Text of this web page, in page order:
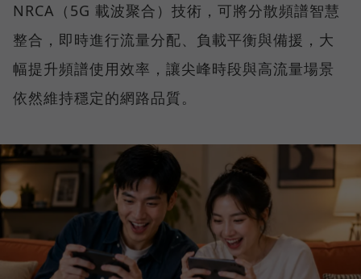
NRCA（5G 載波聚合）技術，可將分散頻譜智慧
整合，即時進行流量分配、負載平衡與備援，大
幅提升頻譜使用效率，讓尖峰時段與高流量場景
依然維持穩定的網路品質。